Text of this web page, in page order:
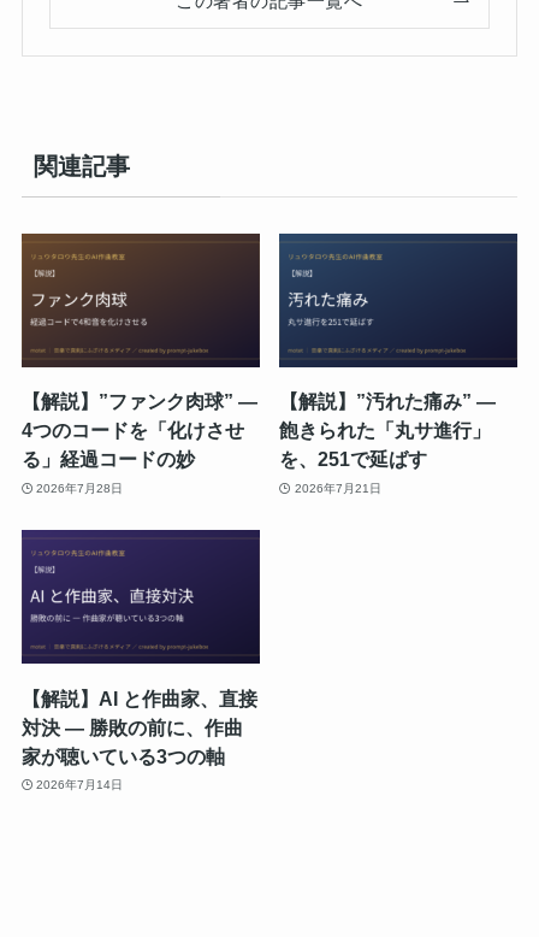
関連記事
【解説】”ファンク肉球” ―
4つのコードを「化けさせ
る」経過コードの妙
2026年7月28日
【解説】”汚れた痛み” ―
飽きられた「丸サ進行」
を、251で延ばす
2026年7月21日
【解説】AI と作曲家、直接
対決 ― 勝敗の前に、作曲
家が聴いている3つの軸
2026年7月14日